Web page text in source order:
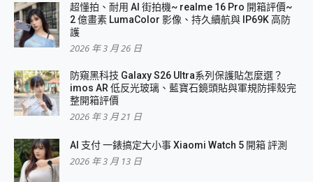
超懂拍、耐用 AI 街拍機~ realme 16 Pro 開箱評價~
2 億畫素 LumaColor 影像、持久續航與 IP69K 高防
護
2026 年 3 月 26 日
防窺黑科技 Galaxy S26 Ultra系列保護貼怎麼選？
imos AR 低反光玻璃、藍寶石鏡頭貼與軍規防摔殼完
整開箱評價
2026 年 3 月 21 日
AI 支付 一錶搞定大小事 Xiaomi Watch 5 開箱 評測
2026 年 3 月 13 日